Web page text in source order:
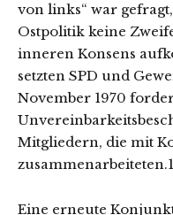
von links“ war
Ostpolitik keine
inneren Konsens
setzten SPD und
November 1970
Mitgliedern, die mit
Eine erneute